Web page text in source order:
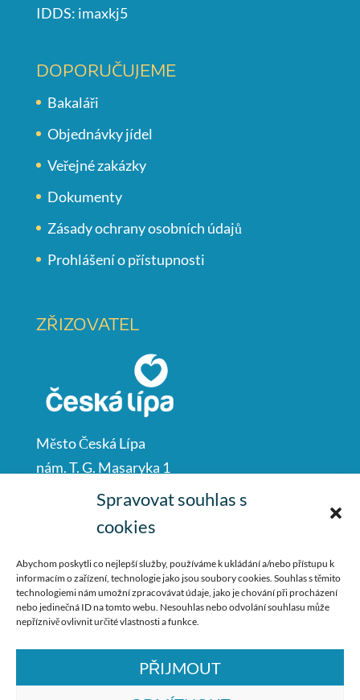
Spravovat souhlas s
cookies
Abychom poskytli co nejlepší služby, používáme k ukládání a/nebo přístupu k
informacím o zařízení, technologie jako jsou soubory cookies. Souhlas s těmito
technologiemi nám umožní zpracovávat údaje, jako je chování při procházení
nebo jedinečná ID na tomto webu. Nesouhlas nebo odvolání souhlasu může
nepříznivě ovlivnit určité vlastnosti a funkce.
PŘIJMOUT
IDDS: imaxkj5
DOPORUČUJEME
Bakaláři
Objednávky jídel
Veřejné zakázky
Dokumenty
Zásady ochrany osobních údajů
Prohlášení o přístupnosti
ZŘIZOVATEL
Město Česká Lípa
nám. T. G. Masaryka 1
Česká Lípa
487 881 111
podatelna@mucl.cz